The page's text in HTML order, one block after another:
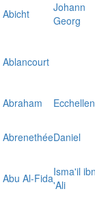
Abicht
Johann
Georg
Ablancourt
Abraham
AbrenethéeDaniel
Abu Al-FidaIsma'il
'Ali